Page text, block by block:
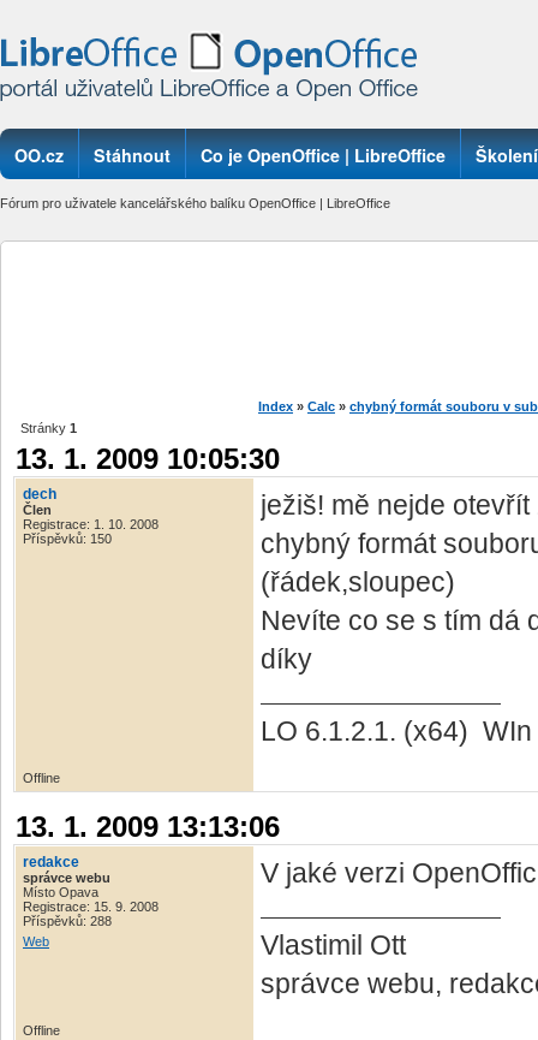
OO.cz Stáhnout Co je OpenOffice | LibreOffice Školení
Fórum pro uživatele kancelářského balíku OpenOffice | LibreOffice
Index » Calc » chybný formát souboru v
Stránky 1
13. 1. 2009 10:05:30
dech
Člen
Registrace: 1. 10. 2008
Příspěvků: 150
ježiš! mě nejde
chybný formát
(řádek,sloupec)
Nevíte co se s tím dá
díky
LO 6.1.2.1. (x64)
Offline
13. 1. 2009 13:13:06
redakce
správce webu
Místo Opava
Registrace: 15. 9. 2008
Příspěvků: 288
Web
V jaké verzi
Vlastimil Ott
správce webu,
Offline